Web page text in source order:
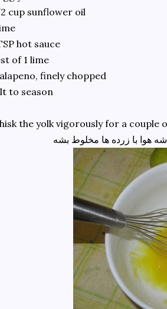
cup sunflower oil
hot sauce
of 1 lime
finely chopped
to season
the yolk vigorously for a